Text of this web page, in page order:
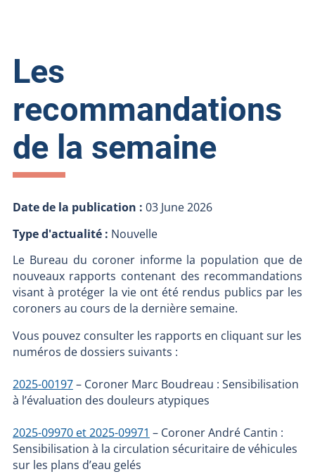
Les
recommandations
de la semaine
Date de la publication : 03 June 2026
Type d'actualité : Nouvelle
Le Bureau du coroner informe la population que de
nouveaux rapports contenant des recommandations
visant à protéger la vie ont été rendus publics par les
coroners au cours de la dernière semaine.
Vous pouvez consulter les rapports en cliquant sur les
numéros de dossiers suivants :
2025-00197– Coroner Marc Boudreau : Sensibilisation
à l’évaluation des douleurs atypiques
2025-09970 et 2025-09971 – Coroner André Cantin :
Sensibilisation à la circulation sécuritaire de véhicules
sur les plans d’eau gelés